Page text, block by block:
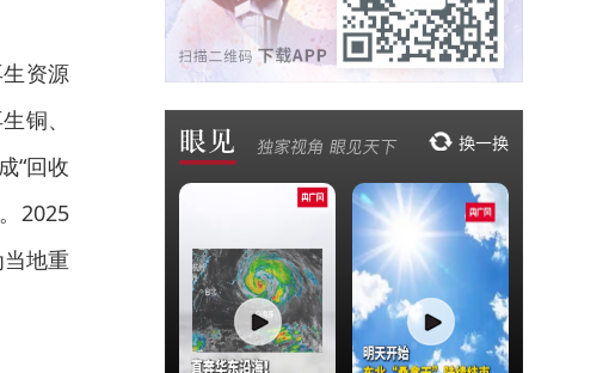
资源
铜、
“回收
2025
地重